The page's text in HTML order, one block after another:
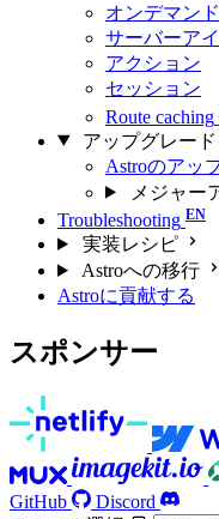
オンデマン
サーバーア
アクション
セッション
Route caching
アップグレード
Astroのアッ
メジャー
Troubleshooting
実装レシピ
Astroへの移行
Astroに貢献する
スポンサー
GitHub
Discord